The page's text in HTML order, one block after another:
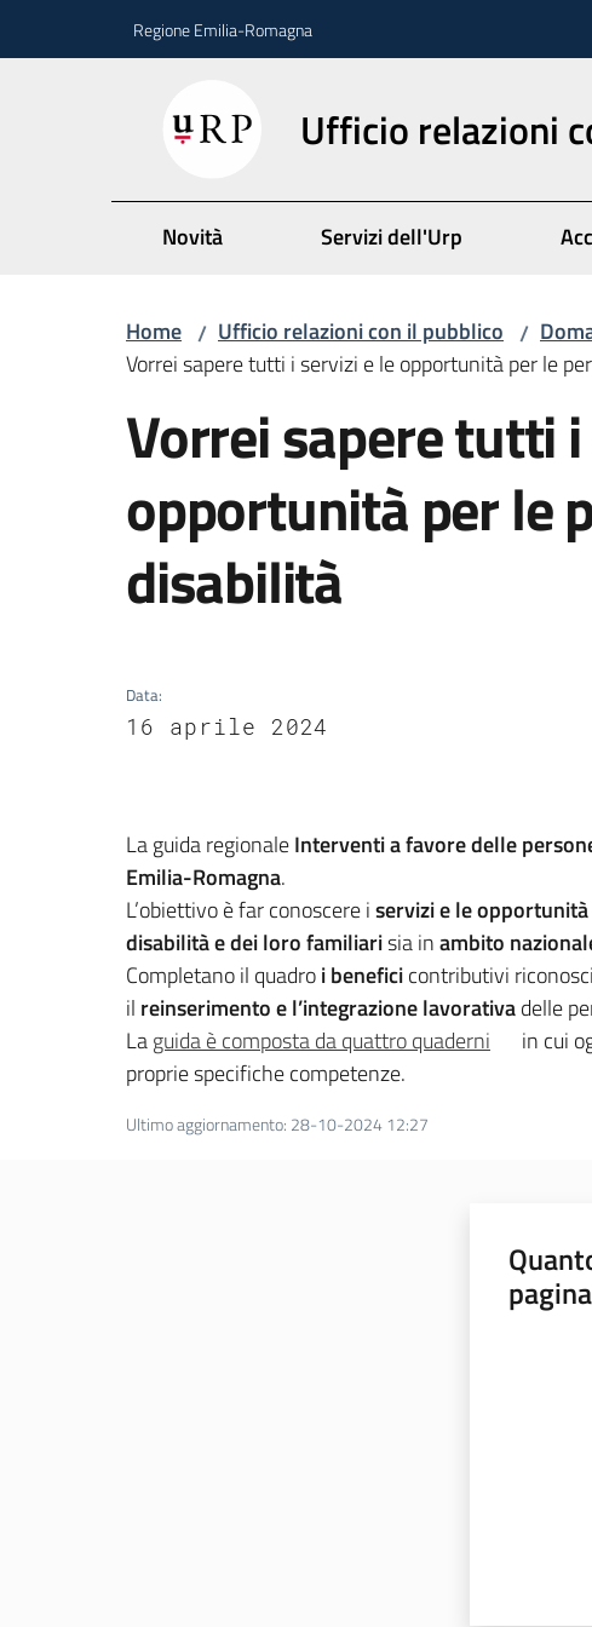
Regione Emilia-Romagna
Ufficio relazioni
Novità Servizi dell'Urp
Home / Ufficio relazioni con il pubblico /
Vorrei sapere tutti i servizi e le opportunità per le
Vorrei sapere tutti
opportunità per le
disabilità
Data:
16 aprile 2024
La guida regionaleInterventi a favore delle
Emilia-Romagna.
L’obiettivo è far conoscere iservizi e le opportunità
disabilità e dei loro familiarisia inambito
Completano il quadroi beneficicontributivi
il reinserimento e l’integrazione lavorativadelle
Laguida è composta da quattro quaderni in cui
proprie specifiche competenze.
Ultimo aggiornamento: 28-10-2024 12:27